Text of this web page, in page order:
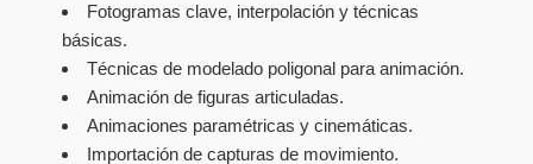
Fotogramas clave, interpolación y técnicas
básicas.
Técnicas de modelado poligonal para animación.
Animación de figuras articuladas.
Animaciones paramétricas y cinemáticas.
Importación de capturas de movimiento.